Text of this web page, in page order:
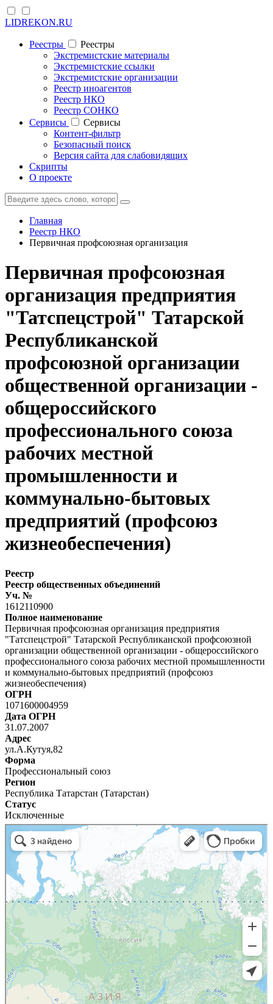
LIDREKON.RU
Реестры
Реестры
Экстремистские материалы
Экстремистские ссылки
Экстремистские организации
Реестр иноагентов
Реестр НКО
Реестр СОНКО
Cервисы
Cервисы
Контент-фильтр
Безопасный поиск
Версия сайта для слабовидящих
Скрипты
О проекте
Главная
Реестр НКО
Первичная профсоюзная организация
Первичная профсоюзная
организация предприятия
"Татспецстрой" Татарской
Республиканской
профсоюзной организации
общественной организации -
общероссийского
профессионального союза
рабочих местной
промышленности и
коммунально-бытовых
предприятий (профсоюз
жизнеобеспечения)
Реестр
Реестр общественных объединений
Уч. №
1612110900
Полное наименование
Первичная профсоюзная организация предприятия
"Татспецстрой" Татарской Республиканской профсоюзной
организации общественной организации - общероссийского
профессионального союза рабочих местной промышленности
и коммунально-бытовых предприятий (профсоюз
жизнеобеспечения)
ОГРН
1071600004959
Дата ОГРН
31.07.2007
Адрес
ул.А.Кутуя,82
Форма
Профессиональный союз
Регион
Республика Татарстан (Татарстан)
Статус
Исключенные